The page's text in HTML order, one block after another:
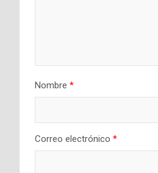
Nombre *
Correo electrónico *